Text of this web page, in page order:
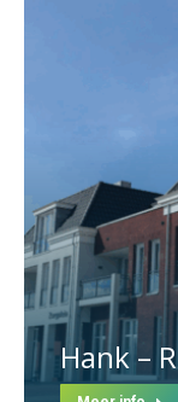
Hank –